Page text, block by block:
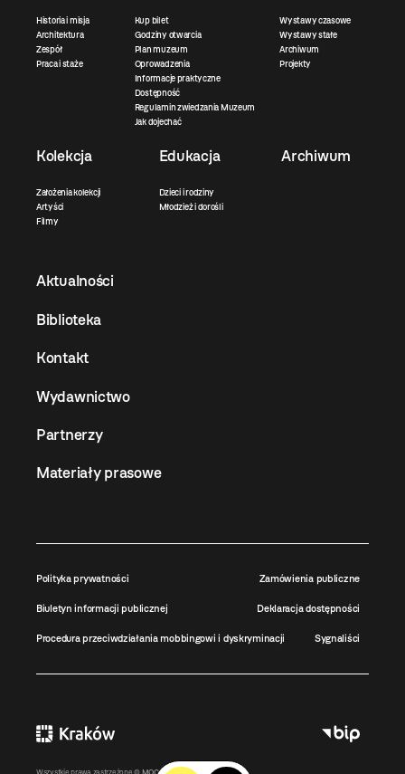
Historia i misja
Architektura
Zespół
Praca i staże
Kup bilet
Godziny otwarcia
Plan muzeum
Oprowadzenia
Informacje praktyczne
Dostępność
Regulamin zwiedzania Muzeum
Jak dojechać
Wystawy czasowe
Wystawy stałe
Archiwum
Projekty
Kolekcja
Założenia kolekcji
Artyści
Filmy
Edukacja
Dzieci i rodziny
Młodzież i dorośli
Archiwum
Aktualności
Biblioteka
Kontakt
Wydawnictwo
Partnerzy
Materiały prasowe
Polityka prywatności Zamówienia publiczne
Biuletyn informacji publicznej Deklaracja dostępności
Procedura przeciwdziałania mobbingowi i dyskryminacji Sygnaliści
Wszystkie prawa zastrzeżone © MOCAK2011-2026